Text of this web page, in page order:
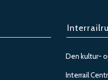
Den kultur-
Interrail